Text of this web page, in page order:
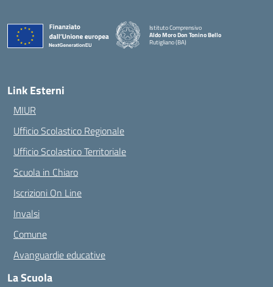
Istituto Comprensivo
Aldo Moro Don Tonino Bello
Rutigliano (BA)
— Visita la pagina iniziale della scuola
Link Esterni
MIUR
Ufficio Scolastico Regionale
Ufficio Scolastico Territoriale
Scuola in Chiaro
Iscrizioni On Line
Invalsi
Comune
Avanguardie educative
La Scuola